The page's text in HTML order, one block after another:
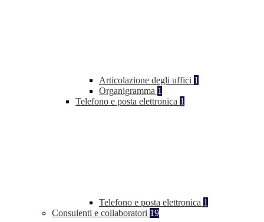
Articolazione degli uffici 1
Organigramma 1
Telefono e posta elettronica 1
Telefono e posta elettronica 1
Consulenti e collaboratori 19